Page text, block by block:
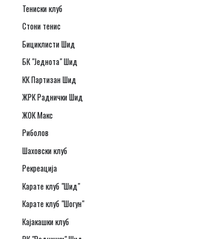
Тениски клуб
Стони тенис
Бициклисти Шид
БК "Једнота" Шид
КК Партизан Шид
ЖРК Раднички Шид
ЖОК Макс
Риболов
Шаховски клуб
Рекреација
Карате клуб "Шид"
Карате клуб "Шогун"
Кајакашки клуб